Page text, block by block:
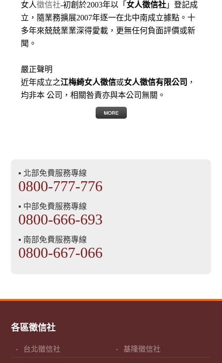
女人徵信社-初創於2003年以「 女人徵信社 」登記成
立，隨業務擴展2007年逐一在北中南成立據點。十
多年來兢兢業業深得愛載，更無任何負面評價或新
聞。
嚴正聲明
近年成立之江梅綺女人徵信或女人徵信有限公司 ，
均非本 公司，相關咎責亦與本公司無關。
▪ 北部免費服務專線
0800-777-776
▪ 中部免費服務專線
0800-666-693
▪ 南部免費服務專線
0800-667-066
各區徵信社
台北徵信社 基隆徵信社